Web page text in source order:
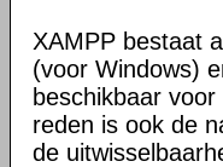
XAMPP bestaat
(voor Windows)
beschikbaar
reden is ook de
de